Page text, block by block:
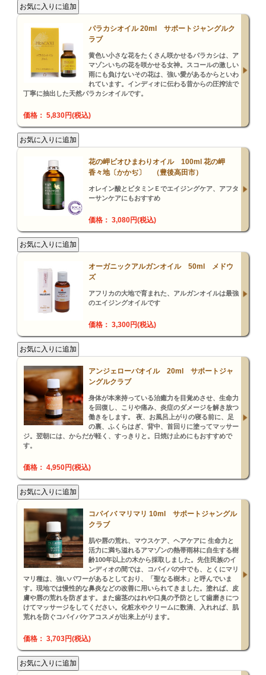
パラカシオイル 20ml サポートジャングルク
ラブ
黄色い小さな花をたくさん咲かせるパラカシは、ア
マゾンいちの花を咲かせる女神。スコールの激しい
雨にも負けないその花は、強い愛があるからといわ
れています。インディオに伝わる昔からの圧搾法で
丁寧に抽出した天然パラカシオイルです。
価格： 5,830円(税込)
花の岬ビオひまわりオイル 100ml 花の岬
香々地〔かかぢ〕 （豊後高田市）
オレイン酸とビタミンＥでエイジングケア、アフタ
ーサンケアにもおすすめ
価格： 3,080円(税込)
オーガニックアルガンオイル 50ml メドウ
ズ
アフリカの大地で育まれた、アルガンオイルは最強
のエイジングオイルです
価格： 3,300円(税込)
アンジェローバオイル 20ml サポートジャ
ングルクラブ
身体が本来持っている治癒力を目覚めさせ、生命力
を回復し、こりや痛み、炎症のダメージを解き放つ
働きをします。 夜、お風呂上がりの寝る前に、足
の裏、ふくらはぎ、背中、首回りに塗ってマッサー
ジ。翌朝には、からだが軽く、すっきりと。日焼け止めにもおすすめで
す。
価格： 4,950円(税込)
コパイバ マリマリ 10ml サポートジャングル
クラブ
肌や唇の荒れ、マウスケア、ヘアケアに 生命力と
活力に満ち溢れるアマゾンの熱帯雨林に自生する樹
齢100年以上の木から採取しました。先住民族のイ
ンディオの間では、コパイバの中でも、とくにマリ
マリ種は、強いパワーがあるとしており、「聖なる樹木」と呼んでいま
す。現地では慢性的な鼻炎などの改善に用いられてきました。塗れば、皮
膚や唇の荒れを防ぎます。また歯茎のはれや口臭の予防として歯磨きにつ
けてマッサージをしてください。化粧水やクリームに数滴、入れれば、肌
荒れを防ぐコパイバケアコスメが出来上がります。
価格： 3,703円(税込)